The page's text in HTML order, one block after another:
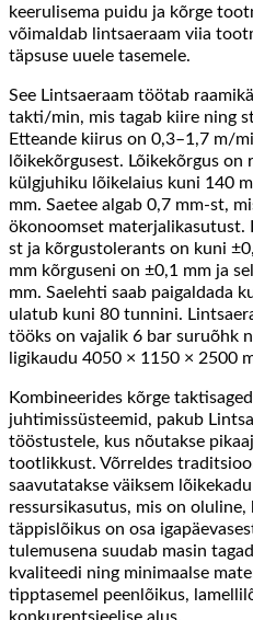
keerulisema puidu ja kõrge
võimaldab lintsaeraam viia
täpsuse uuele tasemele.
See Lintsaeraam töötab
takti/min, mis tagab kiire ning
Etteande kiirus on 0,3–1,7 m/
lõikekõrgusest. Lõikekõrgus
külgjuhiku lõikelaius kuni 140
mm. Saetee algab 0,7 mm-st,
ökonoomset materjalikasutust.
st ja kõrgustolerants on kuni
mm kõrguseni on ±0,1 mm ja
mm. Saelehti saab paigaldada
ulatub kuni 80 tunnini.
tööks on vajalik 6 bar suruõhk
ligikaudu 4050 × 1150 × 2500
Kombineerides kõrge
juhtimissüsteemid, pakub
tööstustele, kus nõutakse
tootlikkust. Võrreldes
saavutatakse väiksem
ressursikasutus, mis on
täppislõikus on osa
tulemusena suudab masin
kvaliteedi ning minimaalse
tipptasemel peenlõikus,